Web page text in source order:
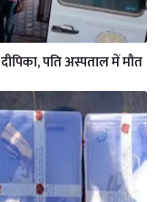
पति अस्पताल में मौत